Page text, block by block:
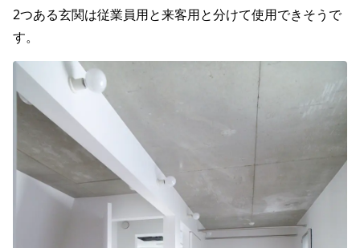
2つある玄関は従業員用と来客用と分けて使用できそうで
す。